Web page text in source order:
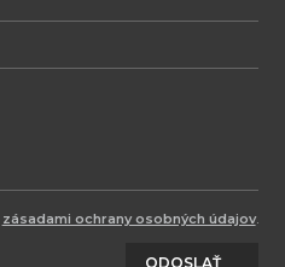
zásadami ochrany osobných údajov.
ODOSLAŤ